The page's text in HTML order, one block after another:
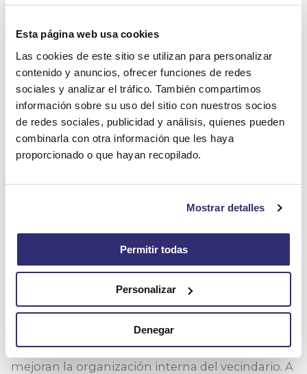
Esta página web usa cookies
Las cookies de este sitio se utilizan para personalizar
contenido y anuncios, ofrecer funciones de redes
sociales y analizar el tráfico. También compartimos
información sobre su uso del sitio con nuestros socios
de redes sociales, publicidad y análisis, quienes pueden
combinarla con otra información que les haya
proporcionado o que hayan recopilado.
Mostrar detalles
Permitir todas
Personalizar
Denegar
Beneficios de Instalar
Cámaras de Vigilancia
Comunidades de Vecinos y
Urbanizaciones
No solo incrementan la sensación de seguridad,
sino que también disuaden posibles amenazas y
mejoran la organización interna del vecindario. A